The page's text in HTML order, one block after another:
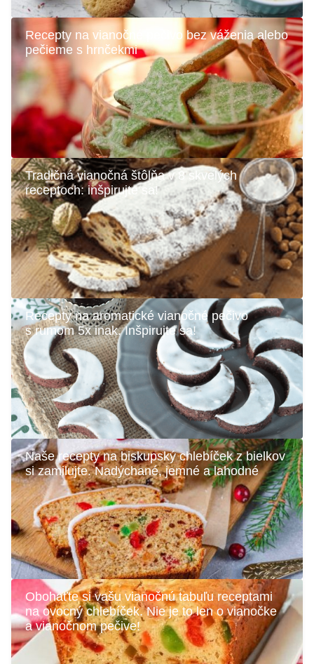
Recepty na vianočné pečivo bez váženia alebo
pečieme s hrnčekmi
Tradičná vianočná štôlňa v 8 skvelých
receptoch: inšpirujte sa!
Recepty na aromatické vianočné pečivo
s rumom 5x inak. Inšpirujte sa!
Naše recepty na biskupský chlebíček z bielkov
si zamilujte. Nadýchané, jemné a lahodné
Obohaťte si vašu vianočnú tabuľu receptami
na ovocný chlebíček. Nie je to len o vianočke
a vianočnom pečive!